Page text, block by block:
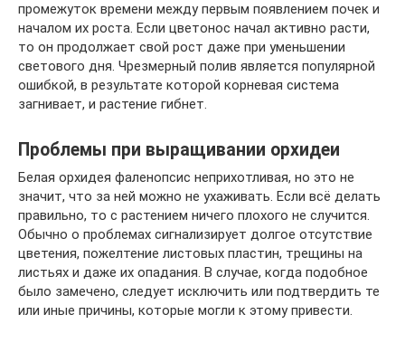
промежуток времени между первым появлением почек и
началом их роста. Если цветонос начал активно расти,
то он продолжает свой рост даже при уменьшении
светового дня. Чрезмерный полив является популярной
ошибкой, в результате которой корневая система
загнивает, и растение гибнет.
Проблемы при выращивании орхидеи
Белая орхидея фаленопсис неприхотливая, но это не
значит, что за ней можно не ухаживать. Если всё делать
правильно, то с растением ничего плохого не случится.
Обычно о проблемах сигнализирует долгое отсутствие
цветения, пожелтение листовых пластин, трещины на
листьях и даже их опадания. В случае, когда подобное
было замечено, следует исключить или подтвердить те
или иные причины, которые могли к этому привести.